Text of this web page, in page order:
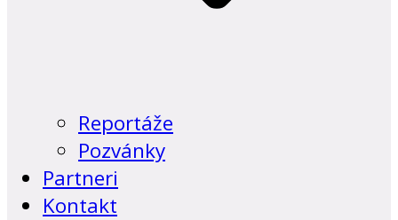
Reportáže
Pozvánky
Partneri
Kontakt